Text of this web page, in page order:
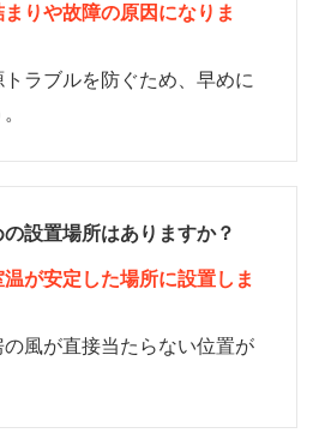
りや故障の原因になりま
ラブルを防ぐため、早めに
設置場所はありますか？
が安定した場所に設置しま
風が直接当たらない位置が